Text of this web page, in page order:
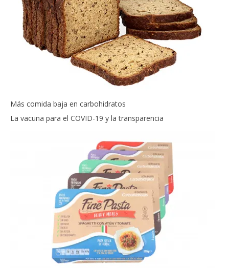
Más comida baja en carbohidratos
La vacuna para el COVID-19 y la transparencia